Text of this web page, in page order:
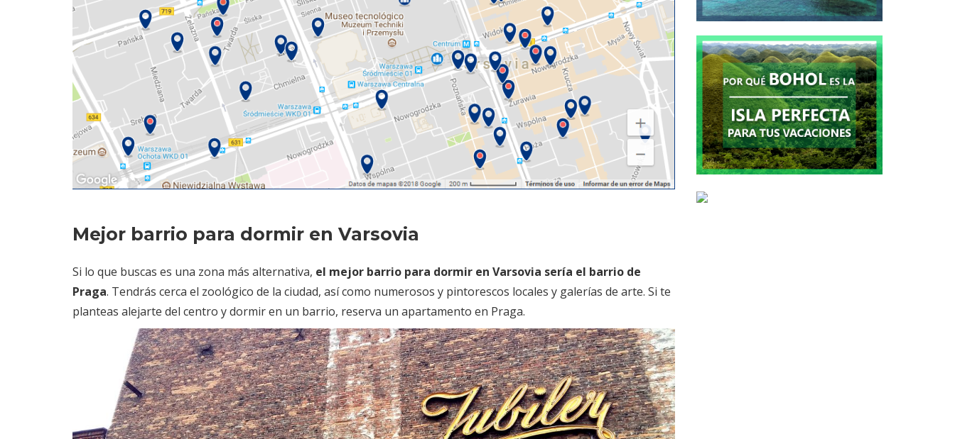
Mejor barrio para dormir en Varsovia
Si lo que buscas es una zona más alternativa, el mejor barrio para dormir en Varsovia sería el barrio de
Praga. Tendrás cerca el zoológico de la ciudad, así como numerosos y pintorescos locales y galerías de arte. Si te
planteas alejarte del centro y dormir en un barrio, reserva un apartamento en Praga.